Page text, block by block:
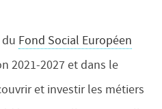
Fond Social Européen
2021-2027 et dans le
et investir les métiers